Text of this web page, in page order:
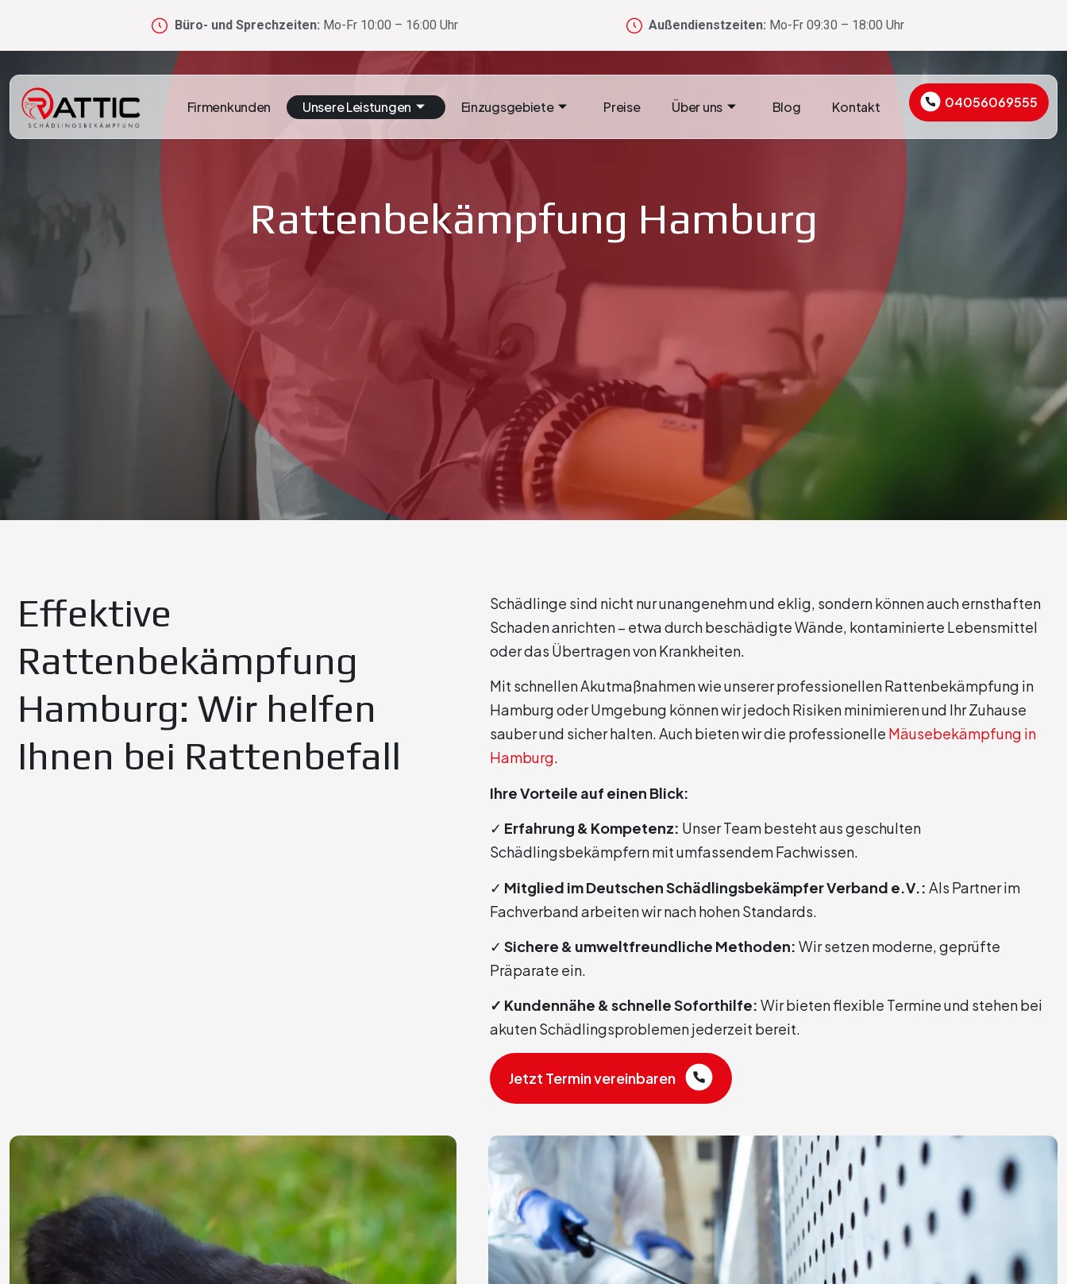
Büro- und Sprechzeiten: Mo-Fr 10:00 – 16:00 Uhr Außendienstzeiten: Mo-Fr 09:30 – 18:00 Uhr
»Rattenbekämpfung Hamburg
Firmenkunden Unsere Leistungen Einzugsgebiete Preise Über uns Blog Kontakt 04056069555
Rattenbekämpfung Hamburg
Effektive
Rattenbekämpfung
Hamburg: Wir helfen
Ihnen bei Rattenbefall
Schädlinge sind nicht nur unangenehm und eklig, sondern können auch ernsthaften
Schaden anrichten – etwa durch beschädigte Wände, kontaminierte Lebensmittel
oder das Übertragen von Krankheiten.
Mit schnellen Akutmaßnahmen wie unserer professionellen Rattenbekämpfung in
Hamburg oder Umgebung können wir jedoch Risiken minimieren und Ihr Zuhause
sauber und sicher halten. Auch bieten wir die professionelle Mäusebekämpfung in
Hamburg.
Ihre Vorteile auf einen Blick:
✓ Erfahrung & Kompetenz: Unser Team besteht aus geschulten
Schädlingsbekämpfern mit umfassendem Fachwissen.
✓ Mitglied im Deutschen Schädlingsbekämpfer Verband e.V.: Als Partner im
Fachverband arbeiten wir nach hohen Standards.
✓ Sichere & umweltfreundliche Methoden: Wir setzen moderne, geprüfte
Präparate ein.
✓ Kundennähe & schnelle Soforthilfe: Wir bieten flexible Termine und stehen bei
akuten Schädlingsproblemen jederzeit bereit.
Jetzt Termin vereinbaren